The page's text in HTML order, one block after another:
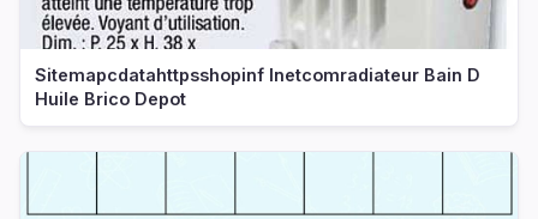
Sitemapcdatahttpsshopinf Inetcomradiateur Bain D
Huile Brico Depot